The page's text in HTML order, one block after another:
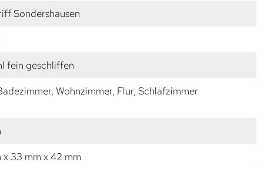
Sondershausen
fein geschliffen
Wohnzimmer, Flur, Schlafzimmer
x 33 mm x 42 mm